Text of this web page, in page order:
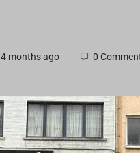
4 months ago 0